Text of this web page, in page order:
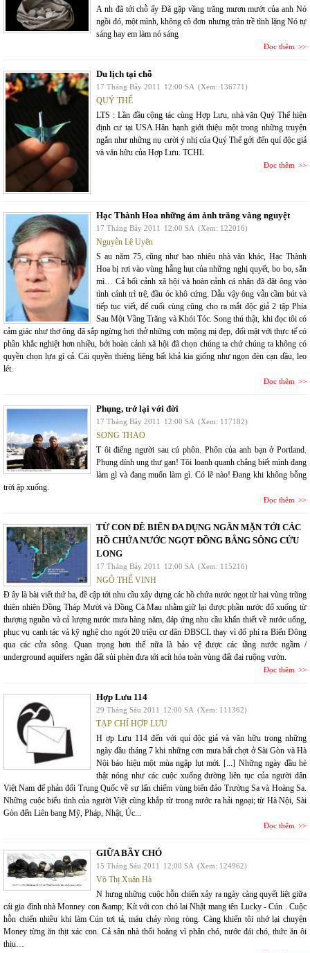
A nh đã tới chỗ ấy Đã gặp vầng trăng mươn mướt của anh Nó
ngồi đó, một mình, không cô đơn nhưng tràn trề tĩnh lặng Nó tự
sáng hay em làm nó sáng
Đọc thêm
Du lịch tại chỗ
17 Tháng Bảy 2011 12:00 SA (Xem: 136771)
QUÝ THỂ
LTS : Lần đầu cộng tác cùng Hợp Lưu, nhà văn Quý Thể hiện
định cư tại USA.Hân hạnh giới thiệu một trong những truyện
ngắn như những nụ cười ý nhị của Quý Thể gởi đến quí độc giả
và văn hữu của Hợp Lưu. TCHL
Đọc thêm
Hạc Thành Hoa những ám ảnh trăng vàng nguyệt
17 Tháng Bảy 2011 12:00 SA (Xem: 122016)
Nguyễn Lệ Uyên
S au năm 75, cũng như bao nhiêu nhà văn khác, Hạc Thành
Hoa bị rơi vào vùng hẫng hụt của những nghị quyết, bo bo, sắn
mì… Cả bối cảnh xã hội và hoàn cảnh cá nhân đã đặt ông vào
tình cảnh trì trệ, đầu óc khô cứng. Dẫu vậy ông vẫn cầm bút và
tiếp tục viết, để cuối cùng cũng cho ra mắt độc giả 2 tập Phía
Sau Một Vầng Trăng và Khói Tóc. Song thú thật, khi đọc tôi có
cảm giác như thơ ông đã sắp ngừng hơi thở những cơn mộng mị đẹp, đối mặt với thực tế có
phần khắc nghiệt hơn nhiều, bởi hoàn cảnh xã hội đã chọn chúng ta chứ chúng ta không có
quyền chọn lựa gì cả. Cái quyền thiêng liêng bất khả kia giống như ngọn đèn cạn dầu, leo
lét.
Đọc thêm
Phụng, trở lại với đời
17 Tháng Bảy 2011 12:00 SA (Xem: 117182)
SONG THAO
T ôi điếng người sau cú phôn. Phôn của anh bạn ở Portland.
Phụng dính ung thư gan! Tôi loanh quanh chẳng biết mình đang
làm gì và đang muốn làm gì. Có lẽ nào! Đang khi không bỗng
trời ập xuống.
Đọc thêm
TỪ CON ĐÊ BIỂN ĐA DỤNG NGĂN MẶN TỚI CÁC
HỒ CHỨA NƯỚC NGỌT ĐỒNG BẰNG SÔNG CỬU
LONG
17 Tháng Bảy 2011 12:00 SA (Xem: 115216)
NGÔ THẾ VINH
Đ ây là bài viết thứ ba, đề cập tới nhu cầu xây dựng các hồ chứa nước ngọt từ hai vùng trũng
thiên nhiên Đồng Tháp Mười và Đồng Cà Mau nhằm giữ lại được phần nước đổ xuống từ
thượng nguồn và cả lượng nước mưa hàng năm, đáp ứng nhu cầu khẩn thiết về nước uống,
phục vụ canh tác và kỹ nghệ cho ngót 20 triệu cư dân ĐBSCL thay vì đổ phí ra Biển Đông
qua các cửa sông. Quan trọng hơn thế nữa là bảo vệ được các tầng nước ngầm /
underground aquifers ngăn đất sủi phèn đưa tới acít hóa toàn vùng đất đai ruộng vườn.
Đọc thêm
Hợp Lưu 114
29 Tháng Sáu 2011 12:00 SA (Xem: 111362)
TẠP CHÍ HỢP LƯU
H ợp Lưu 114 đến với quí độc giả và văn hữu trong những
ngày đầu tháng 7 khi những cơn mưa bất chợt ở Sài Gòn và Hà
Nội báo hiệu một mùa ngập lụt mới. [...] Những ngày đầu hè
thật nóng như các cuộc xuống đường liên tục của người dân
Việt Nam để phản đối Trung Quốc về sự lấn chiếm vùng biển đảo Trường Sa và Hoàng Sa.
Những cuộc biểu tình của người Việt cùng khắp từ trong nước ra hải ngoại; từ Hà Nội, Sài
Gòn đến Liên bang Mỹ, Pháp, Nhật, Úc...
Đọc thêm
GIỮA BẦY CHÓ
15 Tháng Sáu 2011 12:00 SA (Xem: 124962)
Võ Thị Xuân Hà
N hưng những cuộc hỗn chiến xảy ra ngày càng quyết liệt giữa
cái gia đình nhà Monney con &amp; Kít với con chó lai Nhật mang tên Lucky - Cún . Cuộc
hỗn chiến nhiều khi làm Cún tơi tả, máu chảy ròng ròng. Càng khiến tôi nhớ lại chuyện
Money từng ăn thịt xác con. Cả sân nhà thối hoăng vì phân chó, nước đái chó, thức ăn ôi
thiu…